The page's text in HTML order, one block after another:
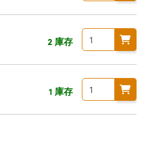
2 庫存
1 庫存